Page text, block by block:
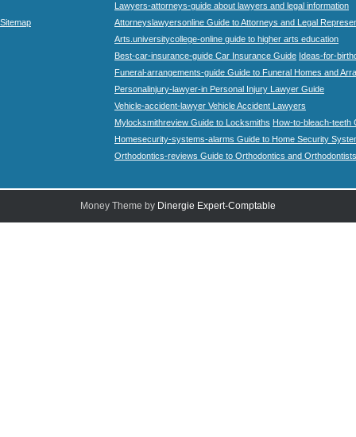
Sitemap
Lawyers-attorneys-guide about lawyers and legal information
Attorneyslawyersonline Guide to Attorneys and Legal
Arts.universitycollege-online guide to higher arts education
Best-car-insurance-guide Car Insurance Guide Ideas-for-
Funeral-arrangements-guide Guide to Funeral Homes and
Personalinjury-lawyer-in Personal Injury Lawyer Guide
Vehicle-accident-lawyer Vehicle Accident Lawyers
Mylocksmithreview Guide to Locksmiths How-to-bleach-teeth
Homesecurity-systems-alarms Guide to Home Security
Orthodontics-reviews Guide to Orthodontics and Orthodontists
Money Theme by Dinergie Expert-Comptable